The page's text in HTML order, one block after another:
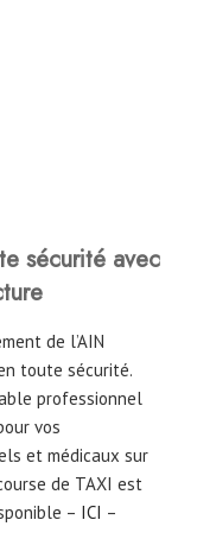
sécurité avec
de l’AIN
toute sécurité.
professionnel
vos
et médicaux sur
de TAXI est
– ICI –